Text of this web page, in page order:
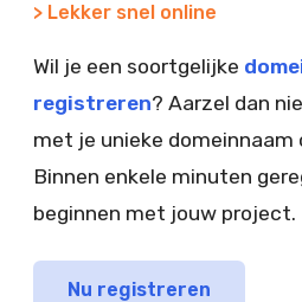
> Lekker snel online
Wil je een soortgelijke
registreren? Aarzel dan
met je unieke
Binnen enkele minuten
beginnen met jouw project.
Nu registreren